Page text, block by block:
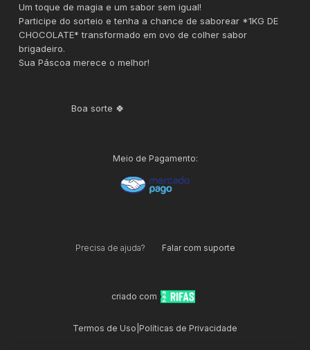
Um toque de magia e um sabor sem igual!
Participe do sorteio e tenha a chance de saborear *1KG DE
CHOCOLATE* transformado em ovo de colher sabor
brigadeiro.
Sua Páscoa merece o melhor!
Boa sorte 🍀
Meio de Pagamento:
Precisa de ajuda? Falar com suporte
criado com
Termos de Uso Políticas de Privacidade